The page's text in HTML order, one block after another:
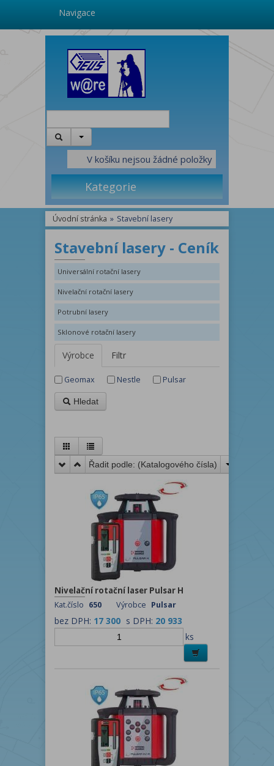
Navigace
V košíku nejsou žádné položky
Kategorie
Úvodní stránka » Stavební lasery
Stavební lasery - Ceník
Universální rotační lasery
Nivelační rotační lasery
Potrubní lasery
Sklonové rotační lasery
Výrobce Filtr
Geomax Nestle Pulsar
Hledat
Řadit podle: (Katalogového čísla)
Nivelační rotační laser Pulsar H
Kat.číslo 650 Výrobce Pulsar
bez DPH: 17 300 s DPH: 20 933
ks